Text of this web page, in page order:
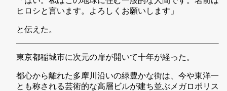
ヒロシと言います。よろしくお願いします」
と伝えた。
東京都稲城市に次元の扉が開いて十年が経った。
都心から離れた多摩川沿いの緑豊かな街は、今や東洋一
とも称される芸術的な高層ビルが建ち並ぶメガロポリス